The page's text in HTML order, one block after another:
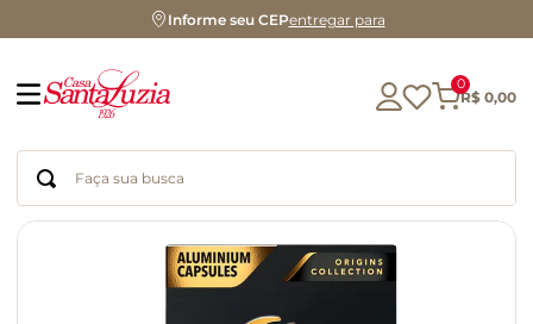
Informe seu CEPentregar para
0
R$ 0,00
Faça sua busca
Termos mais buscados